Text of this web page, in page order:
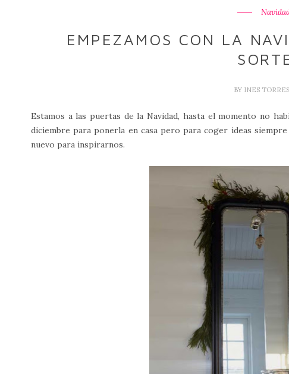
EMPEZAMOS CON LA
BY INES TORRES
Estamos a las puertas de la Navidad, hasta el momento no
diciembre para ponerla en casa pero para coger ideas
nuevo para inspirarnos.